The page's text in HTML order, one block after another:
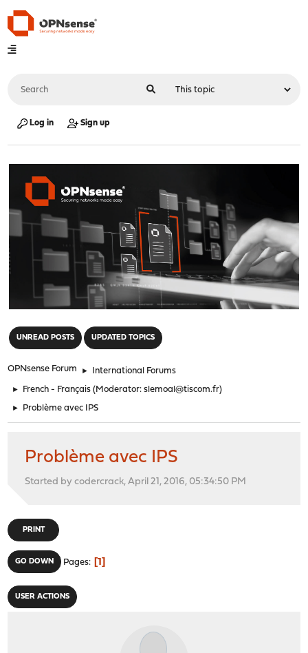
Log in Sign up
UNREAD POSTS UPDATED TOPICS
OPNsense Forum ► International Forums
► French - Français (Moderator:slemoal@tiscom.fr)
► Problème avec IPS
Problème avec IPS
Started by codercrack, April 21, 2016, 05:34:50 PM
PRINT
GO DOWN Pages 1
USER ACTIONS